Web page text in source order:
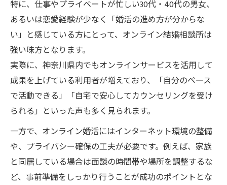
特に、仕事やプライベートが忙しい30代・40代の男女、
あるいは恋愛経験が少なく「婚活の進め方が分からな
い」と感じている方にとって、オンライン結婚相談所は
強い味方となります。
実際に、神奈川県内でもオンラインサービスを活用して
成果を上げている利用者が増えており、「自分のペース
で活動できる」「自宅で安心してカウンセリングを受け
られる」といった声も多く見られます。
一方で、オンライン婚活にはインターネット環境の整備
や、プライバシー確保の工夫が必要です。例えば、家族
と同居している場合は面談の時間帯や場所を調整するな
ど、事前準備をしっかり行うことが成功のポイントとな